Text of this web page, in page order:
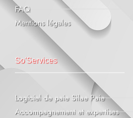
FAQ
Mentions légales
So'Services
Logiciel de paie Silae Paie
Accompagnement et expertises